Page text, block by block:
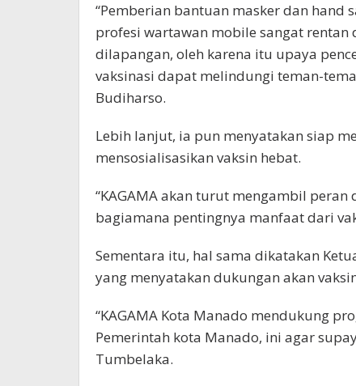
“Pemberian bantuan masker dan
profesi wartawan mobile sangat
dilapangan, oleh karena itu upaya
vaksinasi dapat melindungi teman-
Budiharso.
Lebih lanjut, ia pun menyatakan siap
mensosialisasikan vaksin hebat.
“KAGAMA akan turut mengambil
bagiamana pentingnya manfaat dari
Sementara itu, hal sama dikatakan
yang menyatakan dukungan akan
“KAGAMA Kota Manado mendukung
Pemerintah kota Manado, ini agar
Tumbelaka.